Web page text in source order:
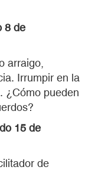
8 de
arraigo,
Irrumpir en la
¿Cómo pueden
15 de
de